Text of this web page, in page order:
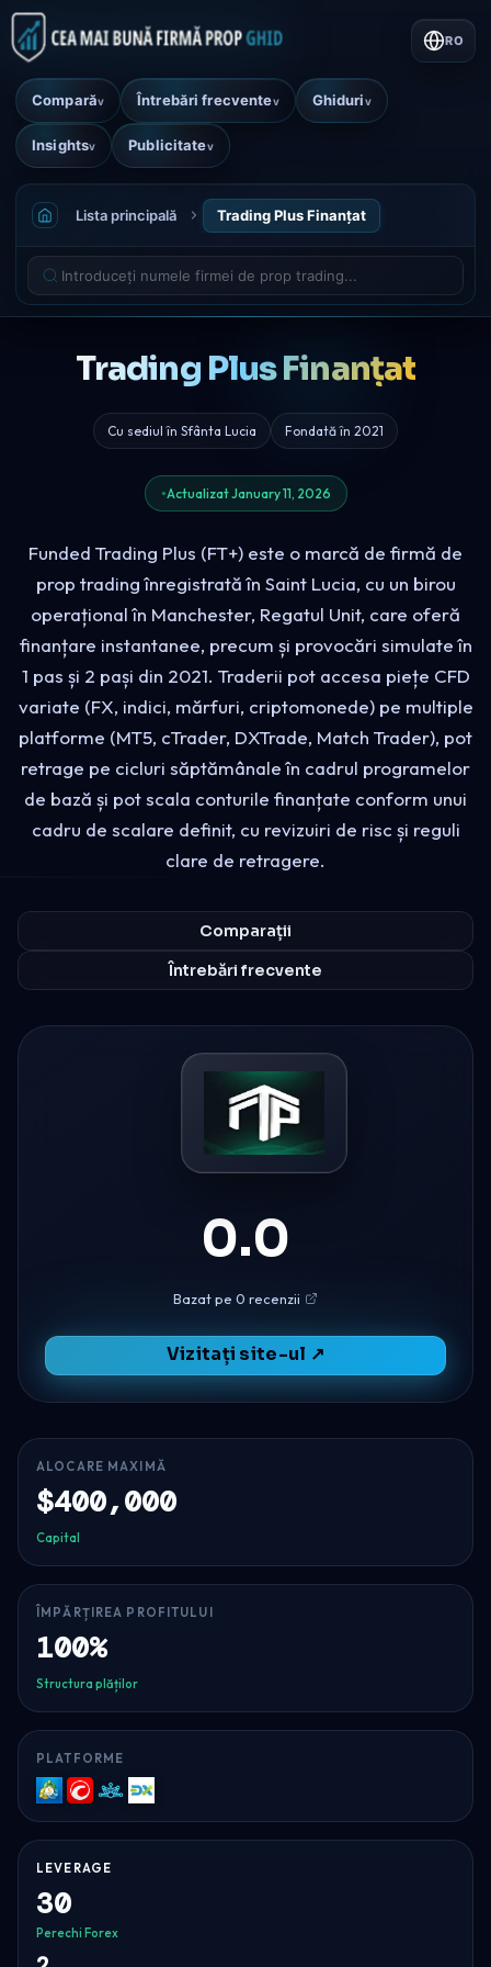
Comparăv Întrebări frecventev Ghiduriv
Insightsv Publicitatev
RO
Lista principală Trading Plus Finanțat
Trading Plus Finanțat
Cu sediul în Sfânta Lucia Fondată în 2021
Actualizat January 11, 2026
Funded Trading Plus (FT+) este o marcă de firmă de
prop trading înregistrată în Saint Lucia, cu un birou
operațional în Manchester, Regatul Unit, care oferă
finanțare instantanee, precum și provocări simulate în
1 pas și 2 pași din 2021. Traderii pot accesa piețe CFD
variate (FX, indici, mărfuri, criptomonede) pe multiple
platforme (MT5, cTrader, DXTrade, Match Trader), pot
retrage pe cicluri săptămânale în cadrul programelor
de bază și pot scala conturile finanțate conform unui
cadru de scalare definit, cu revizuiri de risc și reguli
clare de retragere.
Comparații
Întrebări frecvente
0.0
Bazat pe 0 recenzii
Vizitați site-ul ↗
ALOCARE MAXIMĂ
$400,000
Capital
ÎMPĂRȚIREA PROFITULUI
100%
Structura plăților
PLATFORME
MT5cTrader
Match-
Trader
DXtrade
LEVERAGE
30
Perechi Forex